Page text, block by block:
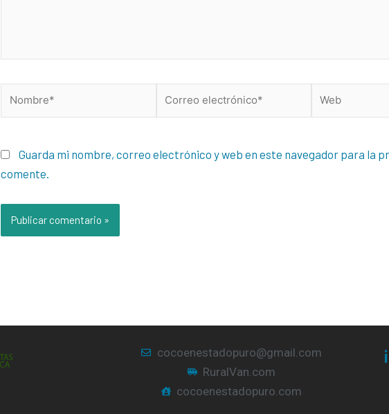
Nombre*
Correo
Web
Guarda mi nombre, correo electrónico y web en este navegador para la
comente.
cocoenestadopuro@gmail.com
RuralVan.com
cocoenestadopuro.com